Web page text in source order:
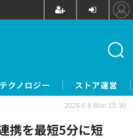
テクノロジー ストア運営
携を最短5分に短
2026.6.8 Mon 15:30